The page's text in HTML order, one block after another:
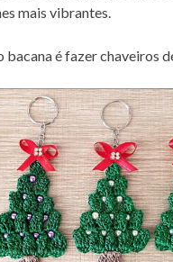
mais vibrantes.
é fazer chaveiros